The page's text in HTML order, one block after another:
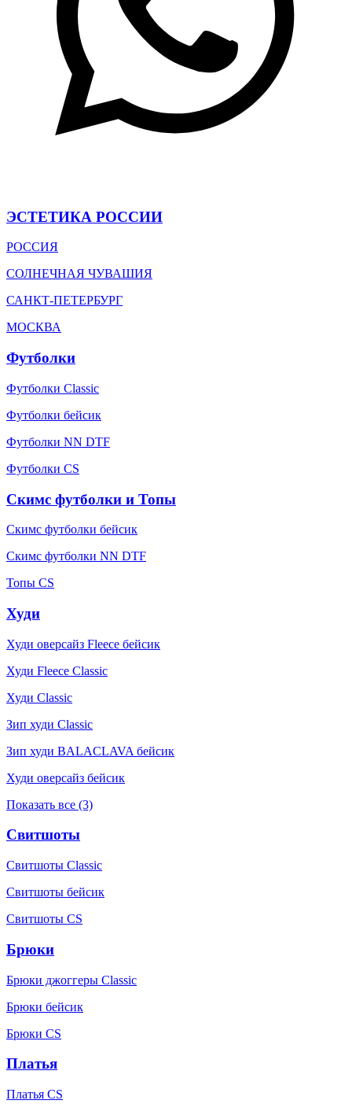
ЭСТЕТИКА РОССИИ
РОССИЯ
СОЛНЕЧНАЯ ЧУВАШИЯ
САНКТ-ПЕТЕРБУРГ
МОСКВА
Футболки
Футболки Classic
Футболки бейсик
Футболки NN DTF
Футболки CS
Скимс футболки и Топы
Скимс футболки бейсик
Скимс футболки NN DTF
Топы CS
Худи
Худи оверсайз Fleece бейсик
Худи Fleece Classic
Худи Classic
Зип худи Classic
Зип худи BALACLAVA бейсик
Худи оверсайз бейсик
Показать все (3)
Свитшоты
Свитшоты Classic
Свитшоты бейсик
Свитшоты CS
Брюки
Брюки джоггеры Classic
Брюки бейсик
Брюки CS
Платья
Платья CS